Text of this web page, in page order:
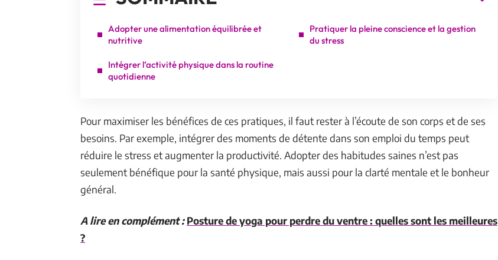
Adopter une alimentation équilibrée et
nutritive
Intégrer l’activité physique dans la routine
quotidienne
Pratiquer la pleine conscience et la gestion
du stress
Pour maximiser les bénéfices de ces pratiques, il faut rester à l’écoute de son corps et de ses
besoins. Par exemple, intégrer des moments de détente dans son emploi du temps peut
réduire le stress et augmenter la productivité. Adopter des habitudes saines n’est pas
seulement bénéfique pour la santé physique, mais aussi pour la clarté mentale et le bonheur
général.
A lire en complément : Posture de yoga pour perdre du ventre : quelles sont les meilleures
?